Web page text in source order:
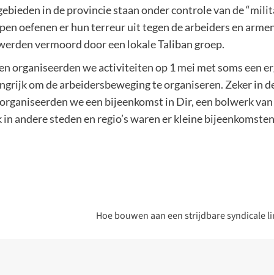
in de provincie staan onder controle van de
oefenen er hun terreur uit tegen de arbeiders en
vermoord door een lokale Taliban groep.
organiseerden we activiteiten op 1 mei met soms een
om de arbeidersbeweging te organiseren. Zeker in
we een bijeenkomst in Dir, een bolwerk
andere steden en regio’s waren er kleine
Hoe bouwen aan een strijdbare syndicale